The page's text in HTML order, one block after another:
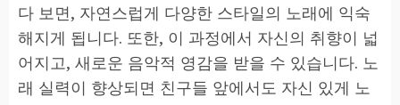
다 보면, 자연스럽게 다양한 스타일의 노래에 익숙
해지게 됩니다. 또한, 이 과정에서 자신의 취향이 넓
어지고, 새로운 음악적 영감을 받을 수 있습니다. 노
래 실력이 향상되면 친구들 앞에서도 자신 있게 노